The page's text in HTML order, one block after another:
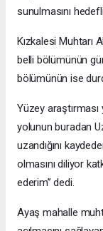
sunulmasını
Kızkalesi Muhtarı
belli bölümünün
bölümünün ise
Yüzey araştırması
yolunun buradan
uzandığını
olmasını diliyor
ederim’’ dedi.
Ayaş mahalle